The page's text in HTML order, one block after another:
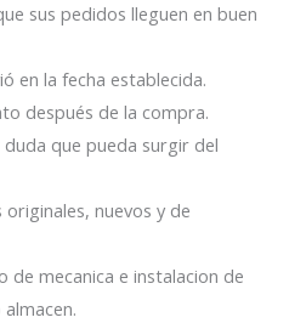
sus pedidos lleguen en buen
en la fecha establecida.
después de la compra.
duda que pueda surgir del
nuevos y de
de mecanica e instalacion de